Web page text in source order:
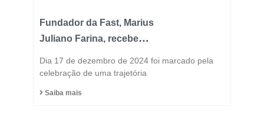
Fundador da Fast, Marius
Juliano Farina, recebe
Honorário do Município
Dia 17 de dezembro de 2024 foi marcado pela
celebração de uma trajetória
Saiba mais